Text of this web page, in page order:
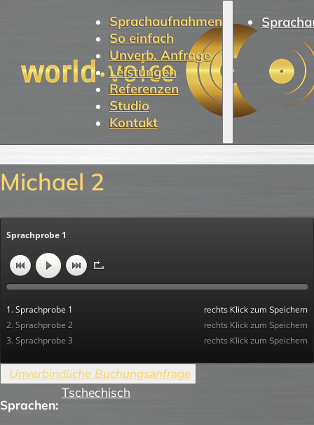
Sprachaufnahmen
So einfach
Unverb. Anfrage
Leistungen
Referenzen
Studio
Kontakt
Michael 2
Sprachprobe 1
1. Sprachprobe 1 rechts Klick zum Speichern
2. Sprachprobe 2 rechts Klick zum Speichern
3. Sprachprobe 3 rechts Klick zum Speichern
Sprachen:
Tschechisch